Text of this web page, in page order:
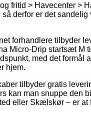
fritid > Havecenter >
så derfor er det
forhandlere tilbyder
Micro-Drip startsæt M
med det
hjem.
tilbyder gratis
kan man snuppe den
eller Skælskør – er at